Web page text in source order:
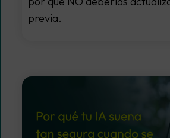
previa.